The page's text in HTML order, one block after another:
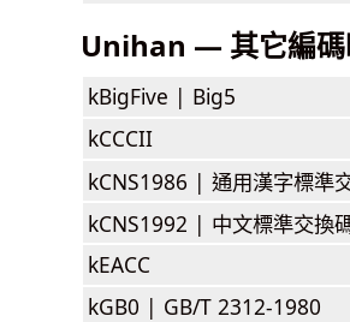
Unihan — 其它編碼
kBigFive | Big5
kCCCII
kCNS1986 | 通用漢字標準
kCNS1992 | 中文標準交換
kEACC
kGB0 | GB/T 2312-1980